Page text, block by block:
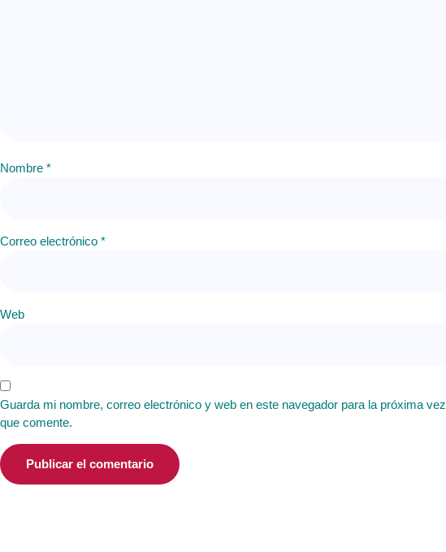
Nombre *
Correo electrónico *
Web
Guarda mi nombre, correo electrónico y web en este navegador para la próxima vez
que comente.